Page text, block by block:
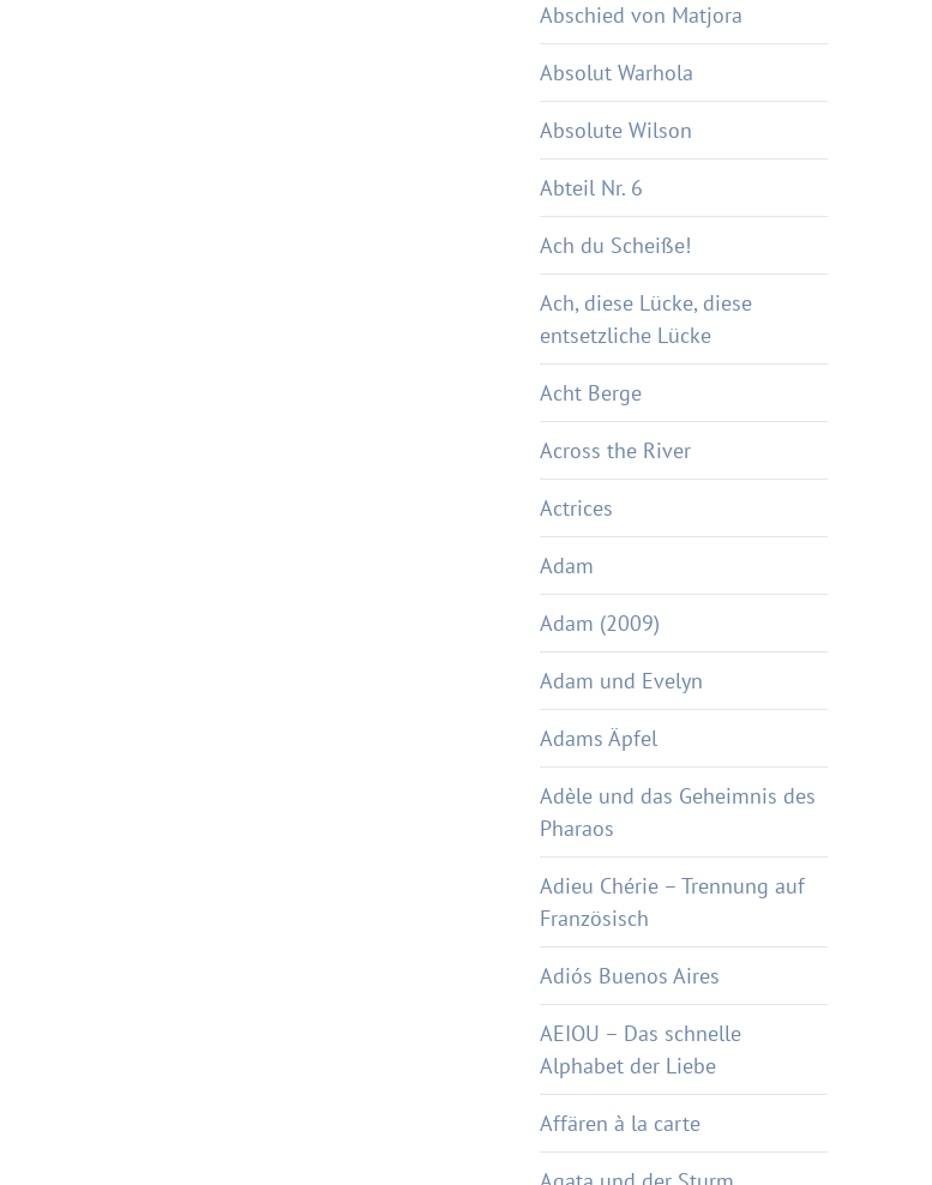
Abschied von Matjora
Absolut Warhola
Absolute Wilson
Abteil Nr. 6
Ach du Scheiße!
Ach, diese Lücke, diese
entsetzliche Lücke
Acht Berge
Across the River
Actrices
Adam
Adam (2009)
Adam und Evelyn
Adams Äpfel
Adèle und das Geheimnis des
Pharaos
Adieu Chérie – Trennung auf
Französisch
Adiós Buenos Aires
AEIOU – Das schnelle
Alphabet der Liebe
Affären à la carte